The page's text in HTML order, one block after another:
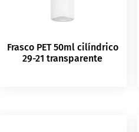
Frasco PET 50ml cilíndrico
29-21 transparente